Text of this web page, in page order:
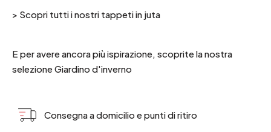
> Scopri tutti i nostri tappeti in juta
E per avere ancora più ispirazione, scoprite la nostra
selezioneGiardino d'inverno
Consegna a domicilio e punti di ritiro